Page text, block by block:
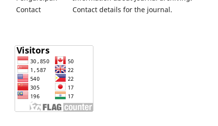
Contact
Contact details for the journal.